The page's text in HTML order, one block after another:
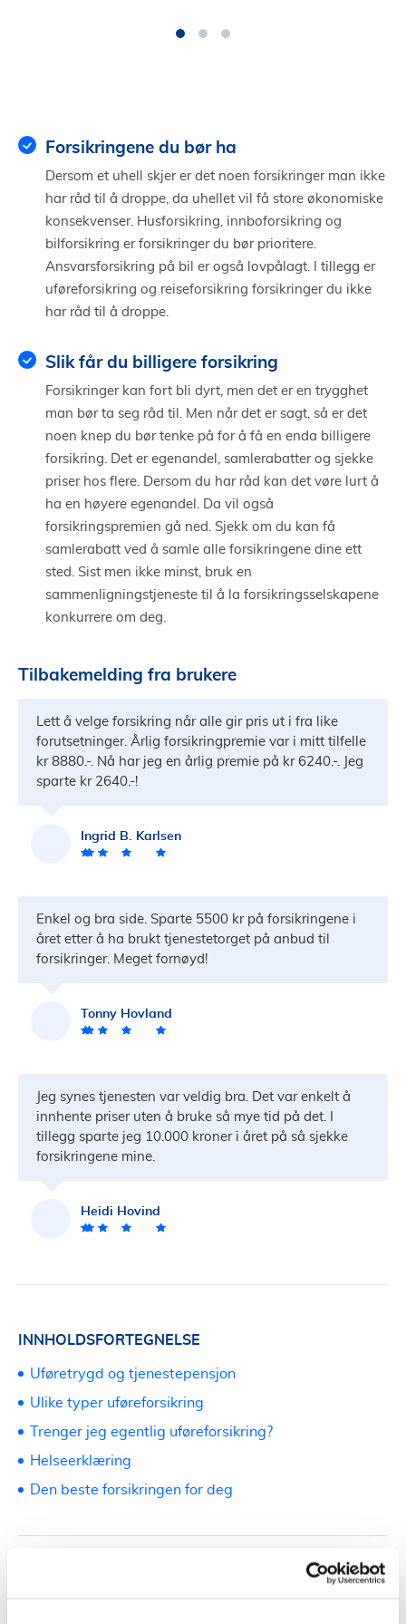
Forsikringene du bør ha
Dersom et uhell skjer er det noen forsikringer man ikke
har råd til å droppe, da uhellet vil få store økonomiske
konsekvenser. Husforsikring, innboforsikring og
bilforsikring er forsikringer du bør prioritere.
Ansvarsforsikring på bil er også lovpålagt. I tillegg er
uføreforsikring og reiseforsikring forsikringer du ikke
har råd til å droppe.
Slik får du billigere forsikring
Forsikringer kan fort bli dyrt, men det er en trygghet
man bør ta seg råd til. Men når det er sagt, så er det
noen knep du bør tenke på for å få en enda billigere
forsikring. Det er egenandel, samlerabatter og sjekke
priser hos flere. Dersom du har råd kan det vøre lurt å
ha en høyere egenandel. Da vil også
forsikringspremien gå ned. Sjekk om du kan få
samlerabatt ved å samle alle forsikringene dine ett
sted. Sist men ikke minst, bruk en
sammenligningstjeneste til å la forsikringsselskapene
konkurrere om deg.
Tilbakemelding fra brukere
Lett å velge forsikring når alle gir pris ut i fra like
forutsetninger. Årlig forsikringpremie var i mitt tilfelle
kr 8880.-. Nå har jeg en årlig premie på kr 6240.-. Jeg
sparte kr 2640.-!
Ingrid B. Karlsen
Enkel og bra side. Sparte 5500 kr på forsikringene i
året etter å ha brukt tjenestetorget på anbud til
forsikringer. Meget fornøyd!
Tonny Hovland
Jeg synes tjenesten var veldig bra. Det var enkelt å
innhente priser uten å bruke så mye tid på det. I
tillegg sparte jeg 10.000 kroner i året på så sjekke
forsikringene mine.
Heidi Hovind
Uføreforsikring-kalkulator
INNHOLDSFORTEGNELSE
Uføretrygd og tjenestepensjon
Ulike typer uføreforsikring
Trenger jeg egentlig uføreforsikring?
Helseerklæring
Den beste forsikringen for deg